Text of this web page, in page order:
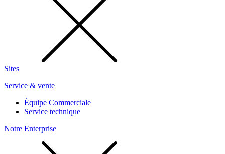
Sites
Service & vente
Équipe Commerciale
Service technique
Notre Enterprise